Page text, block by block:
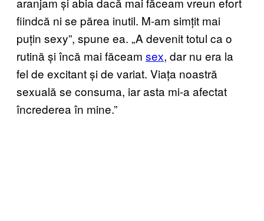
fiindcă ni se părea inutil. M-am simțit mai
puțin sexy”, spune ea. „A devenit totul ca o
rutină și încă mai făceam sex, dar nu era la
fel de excitant și de variat. Viața noastră
sexuală se consuma, iar asta mi-a afectat
încrederea în mine.”